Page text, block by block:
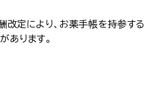
改定により、お薬手帳を持参する
あります。